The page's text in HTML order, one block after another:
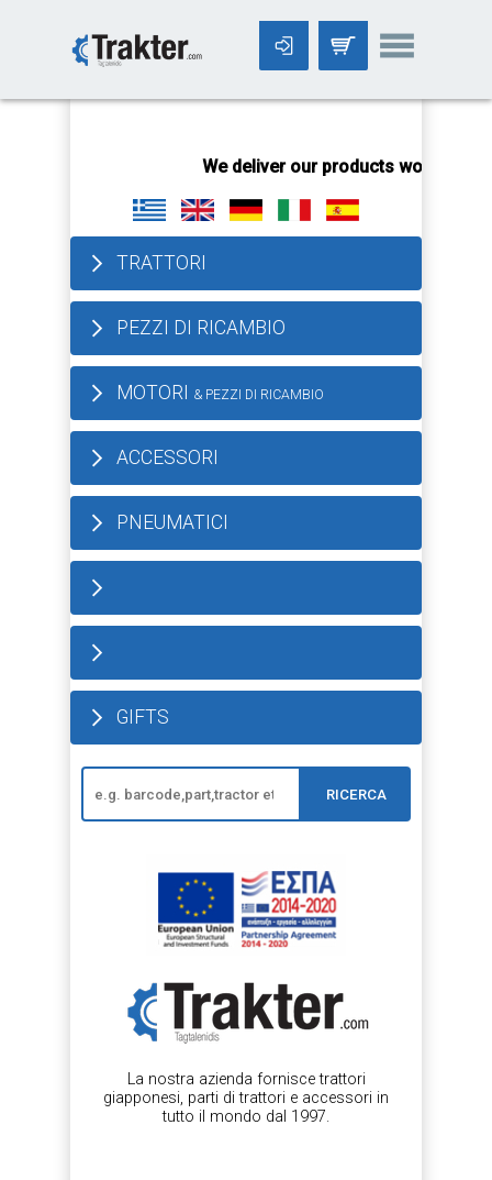
We deliver our products worldwide!
TRATTORI
PEZZI DI RICAMBIO
MOTORI & PEZZI DI RICAMBIO
ACCESSORI
PNEUMATICI
GIFTS
RICERCA
La nostra azienda fornisce trattori
giapponesi, parti di trattori e accessori in
tutto il mondo dal 1997.